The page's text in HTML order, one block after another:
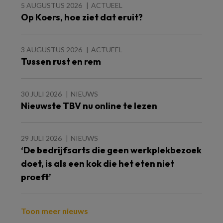
5 AUGUSTUS 2026 ACTUEEL
Op Koers, hoe ziet dat eruit?
3 AUGUSTUS 2026 ACTUEEL
Tussen rust en rem
30 JULI 2026 NIEUWS
Nieuwste TBV nu online te lezen
29 JULI 2026 NIEUWS
‘De bedrijfsarts die geen werkplekbezoek
doet, is als een kok die het eten niet
proeft’
Toon meer nieuws